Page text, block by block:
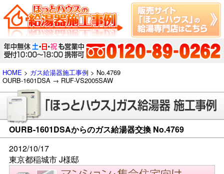
HOME > ガス給湯器施工事例 > No.4769
OURB-1601DSA → RUF-VS2005SAW
OURB-1601DSAからのガス給湯器交換 No.4769
2012/10/17
東京都稲城市 J様邸